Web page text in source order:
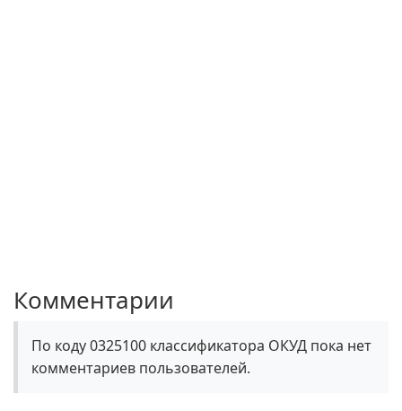
Комментарии
По коду 0325100 классификатора ОКУД пока нет
комментариев пользователей.